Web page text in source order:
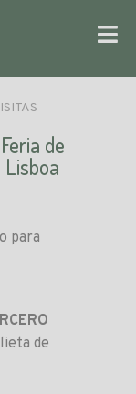
de
para
de